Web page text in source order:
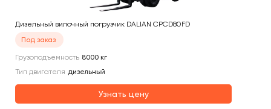
Дизельный вилочный погрузчик DALIAN CPCD80FD
Под заказ
Грузоподъемность 8000 кг
Тип двигателя дизельный
Узнать цену